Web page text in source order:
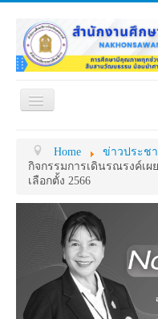
Toggle
หน่วยงานภาย
ดาวน์โหลด
ข้อมูลการติดต่อ
Home
ข่าวประช
กิจกรรมการเดินรณรงค์เ
เลือกตั้ง 2566